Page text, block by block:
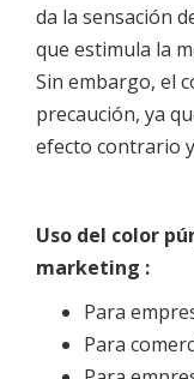
da la sensación
que estimula la
Sin embargo, el
precaución, ya
efecto contrario
Uso del color
marketing :
Para
Para